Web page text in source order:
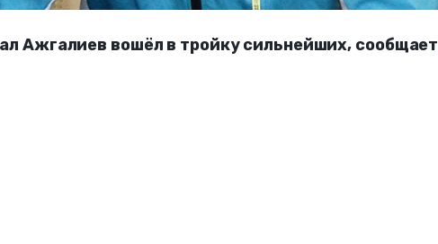
Ажгалиев вошёл в тройку сильнейших, сообщает